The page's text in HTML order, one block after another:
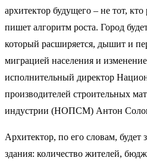
архитектор будущего – не тот, кто
пишет алгоритм роста. Город
который расширяется, дышит и
миграцией населения и
исполнительный директор
производителей строительных
индустрии (НОПСМ) Антон
Архитектор, по его словам, будет
здания: количество жителей,